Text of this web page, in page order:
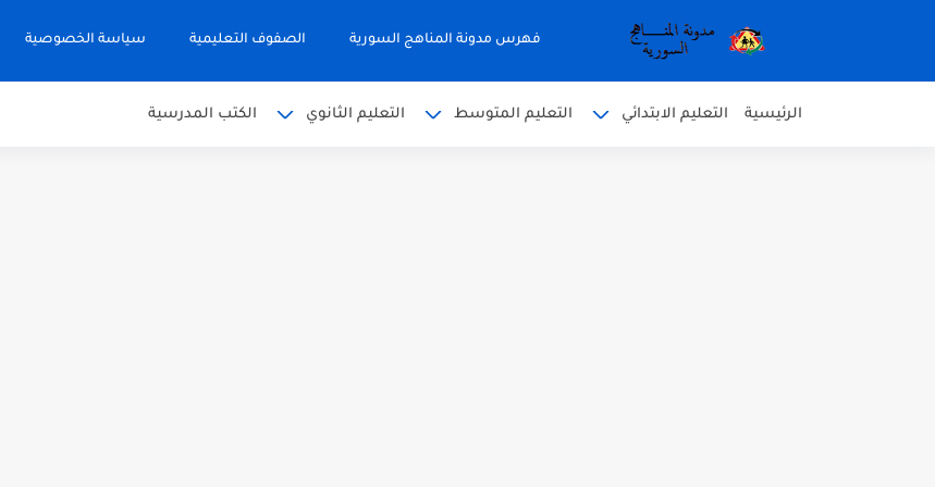
فهرس مدونة المناهج السورية الصفوف التعليمية سياسة الخصوصية
الرئيسية التعليم الابتدائي التعليم المتوسط التعليم الثانوي الكتب المدرسية